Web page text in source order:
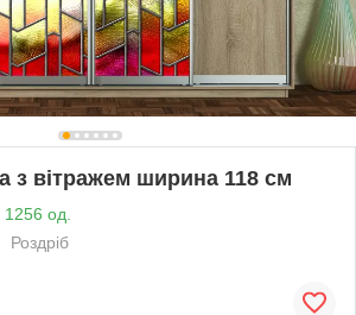
з вітражем ширина 118 см
1256 од.
Роздріб